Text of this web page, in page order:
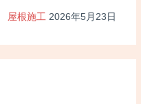
屋根施工 2026年5月23日